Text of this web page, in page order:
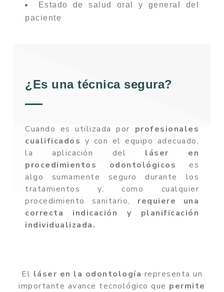
Estado de salud oral y general del
paciente
¿Es una técnica segura?
Cuando es utilizada por profesionales
cualificados y con el equipo adecuado,
la aplicación del láser en
procedimientos odontológicos
es
algo sumamente seguro durante los
tratamientos y, como cualquier
procedimiento sanitario, requiere una
correcta indicación y planificación
individualizada.
El láser en la odontología representa un
importante avance tecnológico que permite